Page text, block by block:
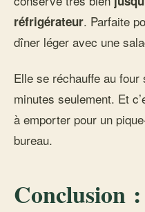
réfrigérateur. Parfaite
dîner léger avec une
Elle se réchauffe au
minutes seulement. Et
à emporter pour un
bureau.
Conclusion